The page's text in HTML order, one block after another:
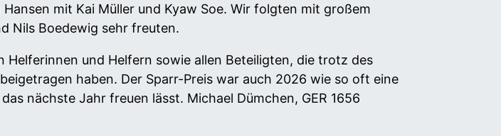
mit Kai Müller und Kyaw Soe. Wir folgten mit großem
Nils Boedewig sehr freuten.
und Helfern sowie allen Beteiligten, die trotz des
haben. Der Sparr-Preis war auch 2026 wie so oft eine
nächste Jahr freuen lässt. Michael Dümchen, GER 1656